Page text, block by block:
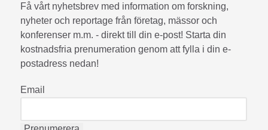
Få vårt nyhetsbrev med information om forskning,
nyheter och reportage från företag, mässor och
konferenser m.m. - direkt till din e-post! Starta din
kostnadsfria prenumeration genom att fylla i din e-
postadress nedan!
Email